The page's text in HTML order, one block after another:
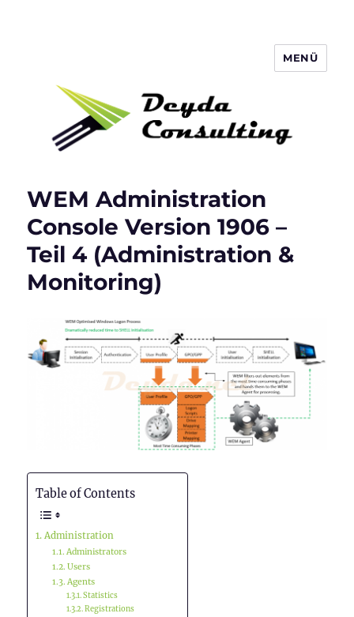
MENÜ
WEM Administration
Console Version 1906 –
Teil 4 (Administration &
Monitoring)
Table of Contents
Administration
Administrators
Users
Agents
Statistics
Registrations